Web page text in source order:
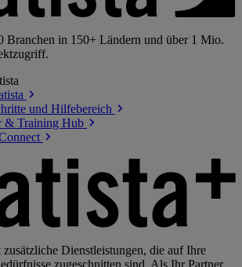
Branchen in 150+ Ländern und über 1 Mio.
und Hilfebereich
& Training Hub
zusätzliche Dienstleistungen, die auf Ihre
zugeschnitten sind. Als Ihr Partner